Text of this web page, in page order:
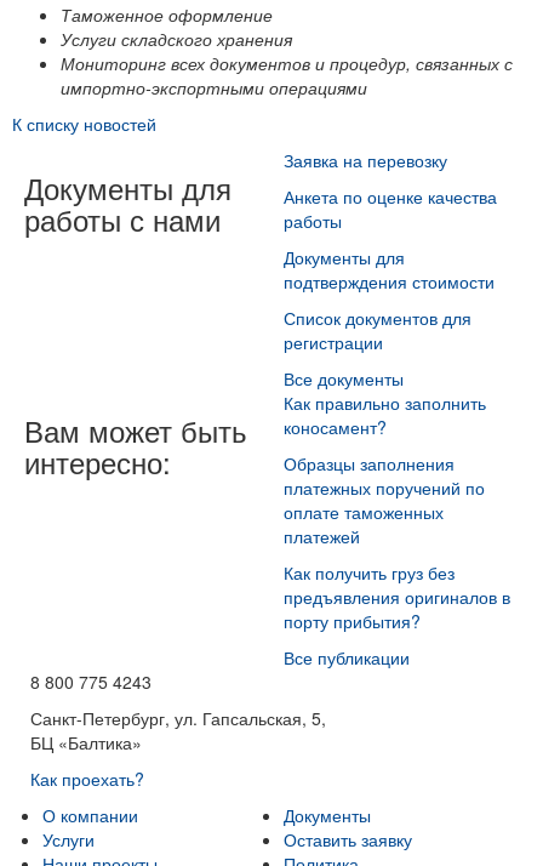
Таможенное оформление
Услуги складского хранения
Мониторинг всех документов и процедур, связанных с
импортно-экспортными операциями
К списку новостей
Документы для
работы с нами
Заявка на перевозку
Анкета по оценке качества
работы
Документы для
подтверждения стоимости
Список документов для
регистрации
Все документы
Вам может быть
интересно:
Как правильно заполнить
коносамент?
Образцы заполнения
платежных поручений по
оплате таможенных
платежей
Как получить груз без
предъявления оригиналов в
порту прибытия?
Все публикации
8 800 775 4243
Санкт-Петербург, ул. Гапсальская, 5,
БЦ «Балтика»
Как проехать?
О компании
Услуги
Документы
Оставить заявку